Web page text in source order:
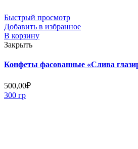
Быстрый просмотр
Добавить в избранное
В корзину
Закрыть
Конфеты фасованные «Слива
500,00₽
300 гр